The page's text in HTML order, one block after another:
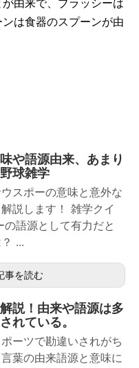
由来で、ブラッシーは
は食器のスプーンが由
や語源由来、あまり
球雑学
スポーの意味と意外な
説します！ 雑学クイ
の語源として有力だと
...
事を読む
説！由来や語源は多
れている。
ーツで勘違いされがち
葉の由来語源と意味に